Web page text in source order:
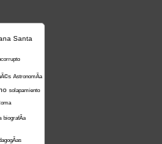
Santa
AstronomÃ­a
solapamiento
biografÃ­a